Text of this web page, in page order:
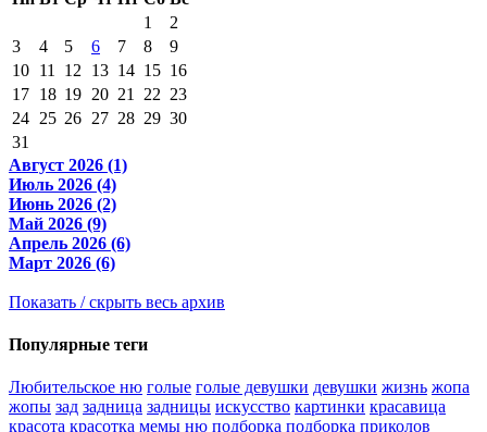
1
2
3
4 5 6 7 8
9
10 11 12 13 14 15 16
17 18 19 20 21 22 23
24 25 26 27 28 29 30
31
Август 2026 (1)
Июль 2026 (4)
Июнь 2026 (2)
Май 2026 (9)
Апрель 2026 (6)
Март 2026 (6)
Показать / скрыть весь архив
Популярные теги
Любительское ню голые голые девушки девушки жизнь жопа
жопы зад задница задницы искусство картинки красавица
красота красотка мемы ню подборка подборка приколов